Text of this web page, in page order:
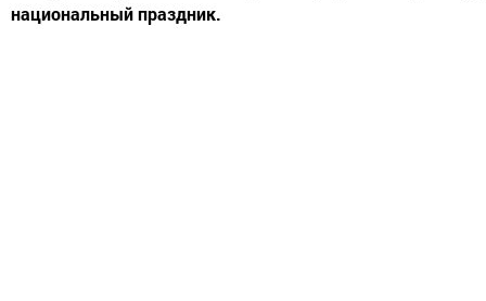
национальный праздник.